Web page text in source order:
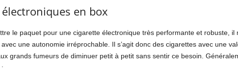
en box
le paquet pour une cigarette électronique très performante et robuste, il
une autonomie irréprochable. Il s’agit donc des cigarettes avec une
grands fumeurs de diminuer petit à petit sans sentir ce besoin.